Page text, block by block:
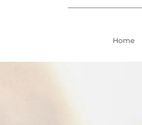
Home